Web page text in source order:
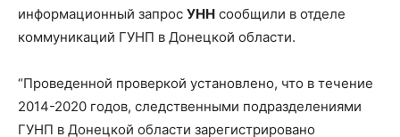
информационный запрос УНН сообщили в отделе
коммуникаций ГУНП в Донецкой области.
“Проведенной проверкой установлено, что в течение
2014-2020 годов, следственными подразделениями
ГУНП в Донецкой области зарегистрировано